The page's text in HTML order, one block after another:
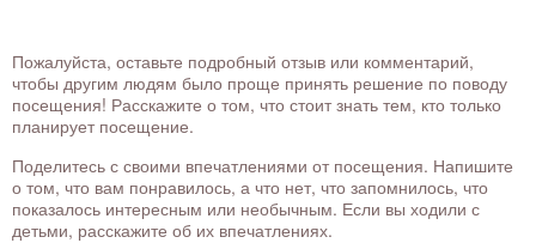
Пожалуйста, оставьте подробный отзыв или комментарий,
чтобы другим людям было проще принять решение по поводу
посещения! Расскажите о том, что стоит знать тем, кто только
планирует посещение.
Поделитесь с своими впечатлениями от посещения. Напишите
о том, что вам понравилось, а что нет, что запомнилось, что
показалось интересным или необычным. Если вы ходили с
детьми, расскажите об их впечатлениях.